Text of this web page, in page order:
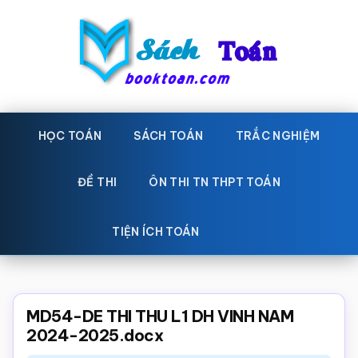
Sách
Toán
toán
Học
toán,
giáo
Toán,
trắc
HỌC TOÁN SÁCH TOÁN TRẮC NGHIỆM
ĐỀ THI ÔN THI TN THPT TOÁN
TIỆN ÍCH TOÁN
MD54-DE THI THU L1 DH VINH NAM
2024-2025.docx